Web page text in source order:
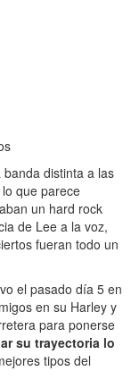
distinta a las
que parece
un hard rock
de Lee a la voz,
fueran todo un
el pasado día 5 en
en su Harley y
para ponerse
su trayectoria lo
tipos del